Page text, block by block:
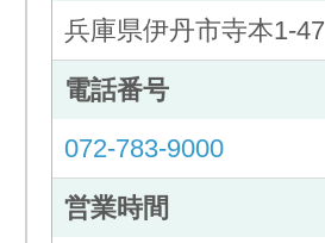
兵庫県伊丹市寺本1-47
電話番号
072-783-9000
営業時間